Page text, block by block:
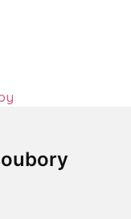
spolek